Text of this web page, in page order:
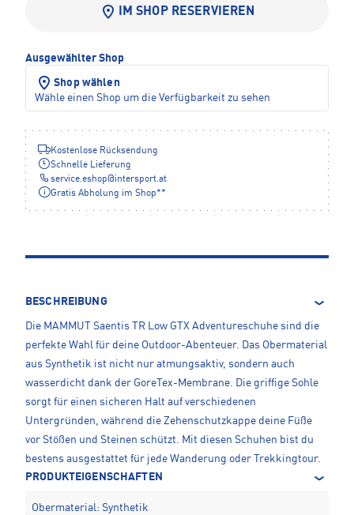
IM SHOP RESERVIEREN
Ausgewählter Shop
Shop wählen
Wähle einen Shop um die Verfügbarkeit zu sehen
Kostenlose Rücksendung
Schnelle Lieferung
service.eshop@intersport.at
Gratis Abholung im Shop**
BESCHREIBUNG
Die MAMMUT Saentis TR Low GTX Adventureschuhe sind die
perfekte Wahl für deine Outdoor-Abenteuer. Das Obermaterial
aus Synthetik ist nicht nur atmungsaktiv, sondern auch
wasserdicht dank der GoreTex-Membrane. Die griffige Sohle
sorgt für einen sicheren Halt auf verschiedenen
Untergründen, während die Zehenschutzkappe deine Füße
vor Stößen und Steinen schützt. Mit diesen Schuhen bist du
bestens ausgestattet für jede Wanderung oder Trekkingtour.
PRODUKTEIGENSCHAFTEN
Obermaterial: Synthetik